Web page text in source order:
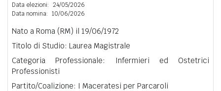
Data elezioni: 24/05/2026
Data nomina: 10/06/2026
Nato a Roma (RM) il 19/06/1972
Titolo di Studio: Laurea Magistrale
Categoria Professionale: Infermieri ed Ostetrici
Professionisti
Partito/Coalizione: I Maceratesi per Parcaroli